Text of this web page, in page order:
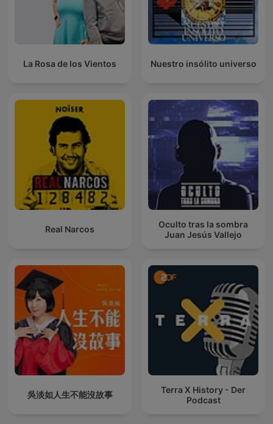
La Rosa de los Vientos Nuestro insólito universo
Real Narcos
Oculto tras la sombra
Juan Jesús Vallejo
吳淡如人生不能沒故事
Terra X History - Der
Podcast